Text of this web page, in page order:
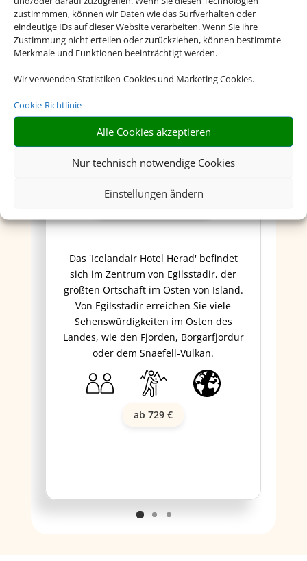
zustimmmen, können wir Daten wie das Surfverhalten oder
eindeutige IDs auf dieser Website verarbeiten. Wenn Sie ihre
Zustimmung nicht erteilen oder zurückziehen, können bestimmte
Merkmale und Funktionen beeinträchtigt werden.
Wir verwenden Statistiken-Cookies und Marketing Cookies.
Cookie-Richtlinie
Alle Cookies akzeptieren
Nur technisch notwendige Cookies
Einstellungen ändern
Icelandair Hotel Herad
Das 'Icelandair Hotel Herad' befindet
sich im Zentrum von Egilsstadir, der
größten Ortschaft im Osten von Island.
Von Egilsstadir erreichen Sie viele
Sehenswürdigkeiten im Osten des
Landes, wie den Fjorden, Borgarfjordur
oder dem Snaefell-Vulkan.
ab 729 €